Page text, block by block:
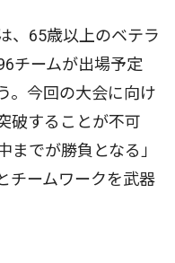
、65歳以上のベテラ
チームが出場予定
。今回の大会に向け
破することが不可
でが勝負となる」
チームワークを武器